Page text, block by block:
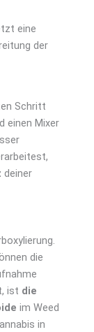
eine
der
Schritt
einen Mixer
deiner
die
ist die
im Weed
in